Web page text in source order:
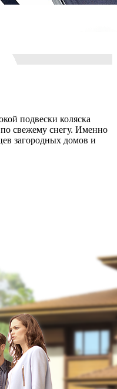
подвески коляска
свежему снегу. Именно
загородных домов и